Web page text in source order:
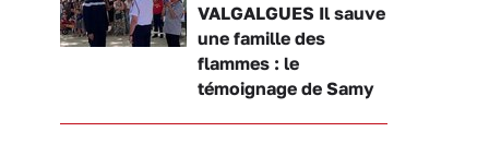
VALGALGUES Il sauve
une famille des
flammes : le
témoignage de Samy